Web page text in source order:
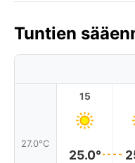
Tuntien
27.0°C
15
25.0°